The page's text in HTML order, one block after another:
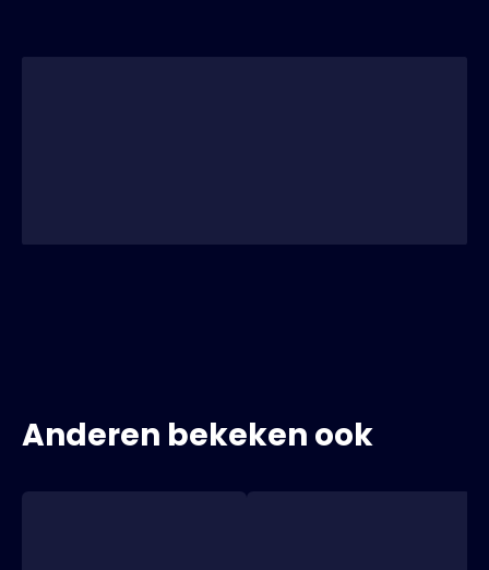
Anderen bekeken ook